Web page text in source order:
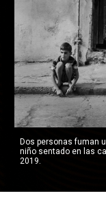
Dos personas fuman
niño sentado en las
2019.